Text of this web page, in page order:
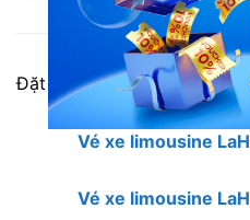
Xe limousine
Đặt vé trực tuyến ngay:
Vé xe limousine
Vé xe limousine